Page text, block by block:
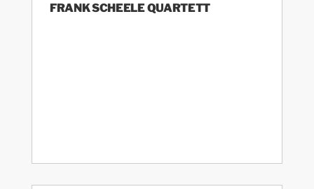
FRANK SCHEELE QUARTETT